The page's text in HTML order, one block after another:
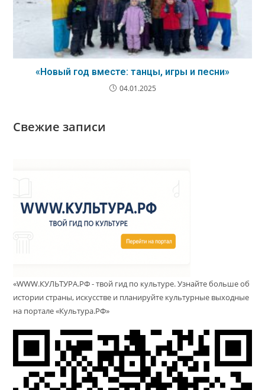
«Новый год вместе: танцы, игры и песни»
04.01.2025
Свежие записи
«WWW.КУЛЬТУРА.РФ - твой гид по культуре. Узнайте больше об
истории страны, искусстве и планируйте культурные выходные
на портале «Культура.РФ»